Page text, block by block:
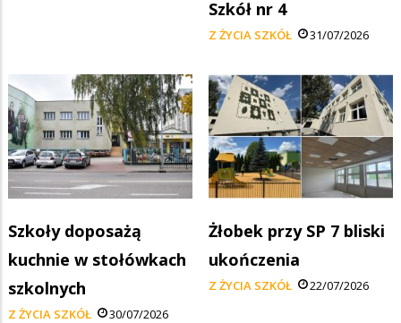
Szkół nr 4
Z ŻYCIA SZKÓŁ 31/07/2026
Szkoły doposażą
kuchnie w stołówkach
szkolnych
Z ŻYCIA SZKÓŁ 30/07/2026
Żłobek przy SP 7 bliski
ukończenia
Z ŻYCIA SZKÓŁ 22/07/2026